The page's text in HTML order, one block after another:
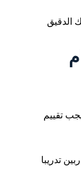
الدقيق
تقييم
تدريبا